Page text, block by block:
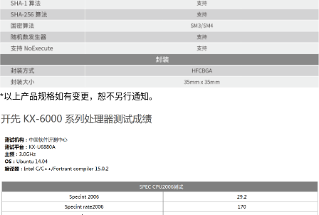
*以上产品规格如有变更，恕不另行通知。